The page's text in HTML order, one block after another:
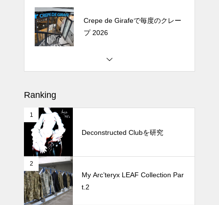
Crepe de Girafeで毎度のクレー
プ 2026
oyamaでメンテナンス 2026
プ 2026
Ranking
1
Deconstructed Clubを研究
2
My Arc’teryx LEAF Collection Par
t.2